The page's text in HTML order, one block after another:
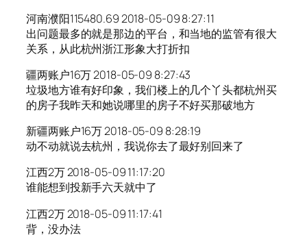
河南濮阳115480.69 2018-05-09 8:27:11
出问题最多的就是那边的平台，和当地的监管有很大
关系，从此杭州浙江形象大打折扣
疆两账户16万 2018-05-09 8:27:43
垃圾地方谁有好印象，我们楼上的几个丫头都杭州买
的房子我昨天和她说哪里的房子不好买那破地方
新疆两账户16万 2018-05-09 8:28:19
动不动就说去杭州，我说你去了最好别回来了
江西2万 2018-05-09 11:17:20
谁能想到投新手六天就中了
江西2万 2018-05-09 11:17:41
背，没办法